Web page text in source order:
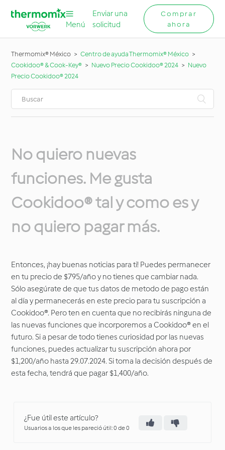
Menú
Enviar una
solicitud
Comprar
ahora
Thermomix® México
Centro de ayuda Thermomix® México
Cookidoo® & Cook-Key®
Nuevo Precio Cookidoo® 2024
Nuevo
Precio Cookidoo® 2024
No quiero nuevas
funciones. Me gusta
Cookidoo® tal y como es y
no quiero pagar más.
Entonces, ¡hay buenas noticias para ti! Puedes permanecer
en tu precio de $795/año y no tienes que cambiar nada.
Sólo asegúrate de que tus datos de metodo de pago están
al día y permanecerás en este precio para tu suscripción a
Cookidoo®. Pero ten en cuenta que no recibirás ninguna de
las nuevas funciones que incorporemos a Cookidoo® en el
futuro. Si a pesar de todo tienes curiosidad por las nuevas
funciones, puedes actualizar tu suscripción ahora por
$1,200/año hasta 29.07.2024. Si toma la decisión después de
esta fecha, tendrá que pagar $1,400/año.
¿Fue útil este artículo?
Usuarios a los que les pareció útil: 0 de 0